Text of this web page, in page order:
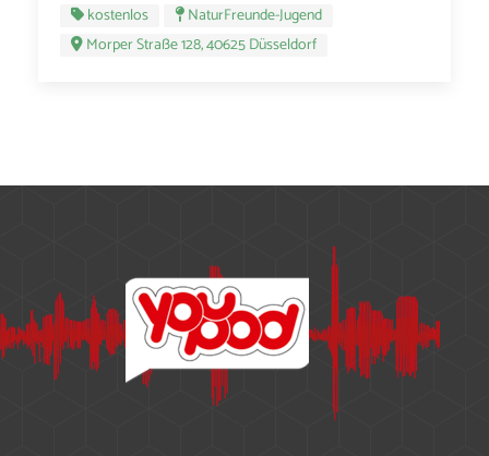
kostenlos
NaturFreunde-Jugend
Morper Straße 128, 40625 Düsseldorf